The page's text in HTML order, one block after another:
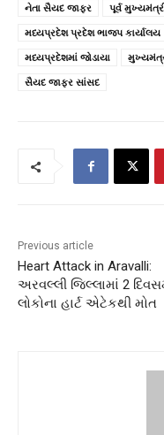
નેતા સૈયદ જાફર
પૂર્વ
મધ્યપ્રદેશ પ્રદેશ ભાજપ કાર્યાલય
મધ્યપ્રદેશમાં જોડાયા
સૈયદ જાફર સાંસદ
Previous article
Heart Attack in Aravalli:
અરવલ્લી જિલ્લામાં 2
લોકોના હાર્ટ એટેકથી મોત